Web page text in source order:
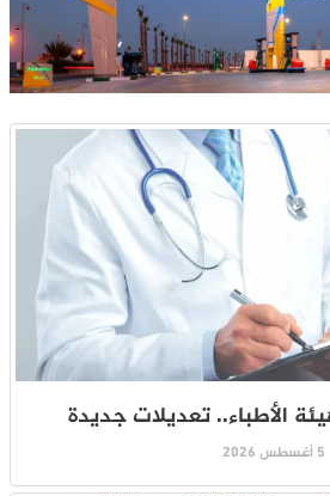
الأطباء.. تعديلات جديدة
5 أغسطس 2026